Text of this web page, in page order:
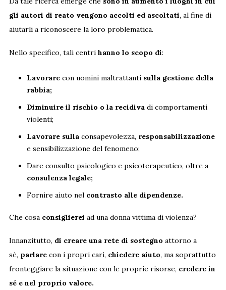
gli autori di reato vengono accolti ed ascoltati, al fine di
aiutarli a riconoscere la loro problematica.
Nello specifico, tali centri hanno lo scopo di:
Lavorarecon uomini maltrattanti sulla gestione della
rabbia;
Diminuire il rischio o la recidivadi comportamenti
violenti;
Lavorare sullaconsapevolezza, responsabilizzazione
e sensibilizzazione del fenomeno;
Dare consulto psicologico e psicoterapeutico, oltre a
consulenza legale;
Fornire aiuto nel contrasto alle dipendenze.
Che cosa consiglierei ad una donna vittima di violenza?
Innanzitutto, di creare una rete di sostegno attorno a
sé, parlarecon i propri cari, chiedere aiuto, ma soprattutto
fronteggiare la situazione con le proprie risorse, credere in
sé e nel proprio valore.